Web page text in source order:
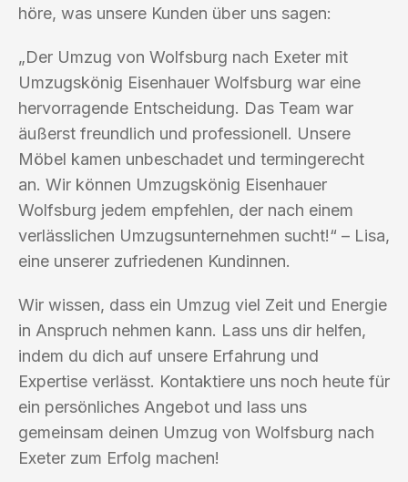
höre, was unsere Kunden über uns sagen:
„Der Umzug von Wolfsburg nach Exeter mit
Umzugskönig Eisenhauer Wolfsburg war eine
hervorragende Entscheidung. Das Team war
äußerst freundlich und professionell. Unsere
Möbel kamen unbeschadet und termingerecht
an. Wir können Umzugskönig Eisenhauer
Wolfsburg jedem empfehlen, der nach einem
verlässlichen Umzugsunternehmen sucht!“ – Lisa,
eine unserer zufriedenen Kundinnen.
Wir wissen, dass ein Umzug viel Zeit und Energie
in Anspruch nehmen kann. Lass uns dir helfen,
indem du dich auf unsere Erfahrung und
Expertise verlässt. Kontaktiere uns noch heute für
ein persönliches Angebot und lass uns
gemeinsam deinen Umzug von Wolfsburg nach
Exeter zum Erfolg machen!